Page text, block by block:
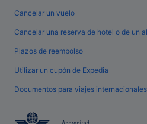
Cancelar un vuelo
Cancelar una reserva de hotel o de un
Plazos de reembolso
Utilizar un cupón de Expedia
Documentos para viajes internacionales